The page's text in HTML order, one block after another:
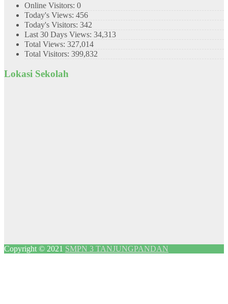
Online Visitors: 0
Today's Views: 456
Today's Visitors: 342
Last 30 Days Views: 34,313
Total Views: 327,014
Total Visitors: 399,832
Lokasi Sekolah
Copyright © 2021 SMPN 3 TANJUNGPANDAN